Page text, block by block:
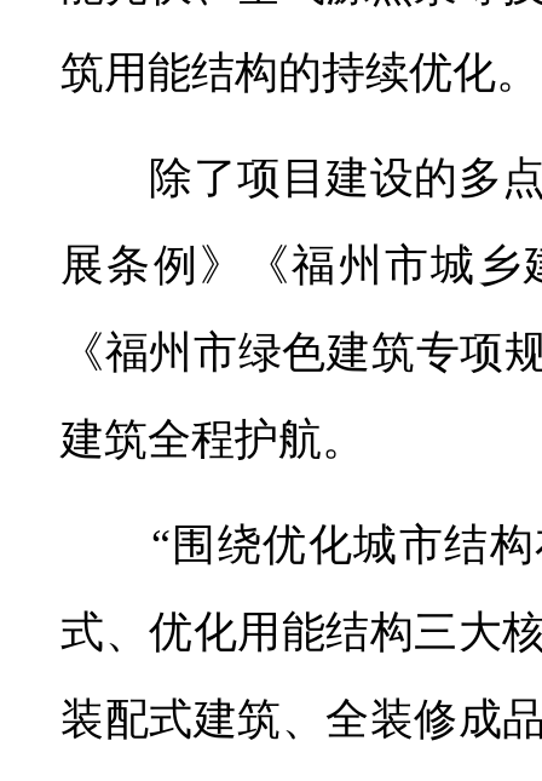
筑用能结构的持续优化。
除了项目建设的多点
展条例》《福州市城
《福州市绿色建筑专项
建筑全程护航。
“围绕优化城市结构
式、优化用能结构三大
装配式建筑、全装修成